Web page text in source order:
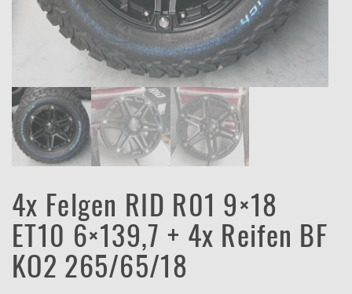
4x Felgen RID R01 9×18
ET10 6×139,7 + 4x Reifen BF
KO2 265/65/18